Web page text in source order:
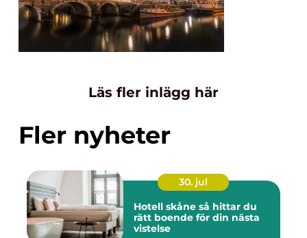
Läs fler inlägg här
Fler nyheter
30. jul
Hotell skåne så hittar du
rätt boende för din nästa
vistelse